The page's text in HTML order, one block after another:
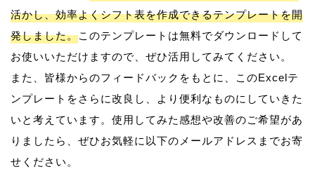
活かし、効率よくシフト表を作成できるテンプレートを開
発しました。このテンプレートは無料でダウンロードして
お使いいただけますので、ぜひ活用してみてください。
また、皆様からのフィードバックをもとに、このExcelテ
ンプレートをさらに改良し、より便利なものにしていきた
いと考えています。使用してみた感想や改善のご希望があ
りましたら、ぜひお気軽に以下のメールアドレスまでお寄
せください。